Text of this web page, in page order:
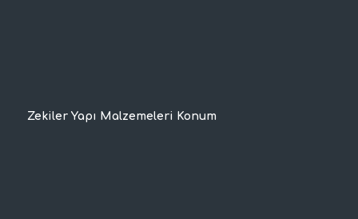
Zekiler Yapı Malzemeleri Konum